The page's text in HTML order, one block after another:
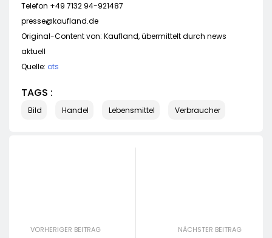
Telefon +49 7132 94-921487
presse@kaufland.de
Original-Content von: Kaufland, übermittelt durch news
aktuell
Quelle: ots
TAGS :
Bild Handel Lebensmittel Verbraucher
VORHERIGER BEITRAG NÄCHSTER BEITRAG